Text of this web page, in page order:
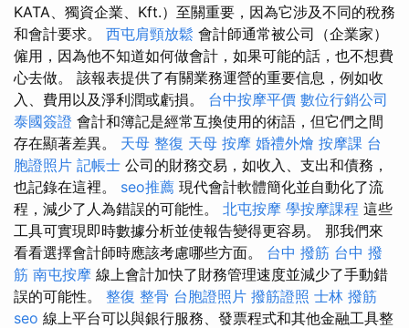
KATA、獨資企業、Kft.）至關重要，因為它涉及不同的稅務
和會計要求。 西屯肩頸放鬆 會計師通常被公司（企業家）
僱用，因為他不知道如何做會計，如果可能的話，也不想費
心去做。 該報表提供了有關業務運營的重要信息，例如收
入、費用以及淨利潤或虧損。 台中按摩平價 數位行銷公司
泰國簽證 會計和簿記是經常互換使用的術語，但它們之間
存在顯著差異。 天母 整復 天母 按摩 婚禮外燴 按摩課 台
胞證照片 記帳士 公司的財務交易，如收入、支出和債務，
也記錄在這裡。 seo推薦 現代會計軟體簡化並自動化了流
程，減少了人為錯誤的可能性。 北屯按摩 學按摩課程 這些
工具可實現即時數據分析並使報告變得更容易。 那我們來
看看選擇會計師時應該考慮哪些方面。 台中 撥筋 台中 撥
筋 南屯按摩 線上會計加快了財務管理速度並減少了手動錯
誤的可能性。 整復 整骨 台胞證照片 撥筋證照 士林 撥筋
seo 線上平台可以與銀行服務、發票程式和其他金融工具整